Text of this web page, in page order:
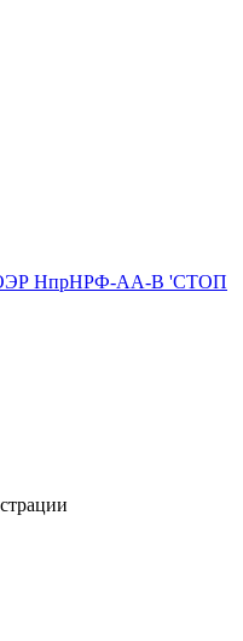
НпрНРФ-АА-В 'СТОП